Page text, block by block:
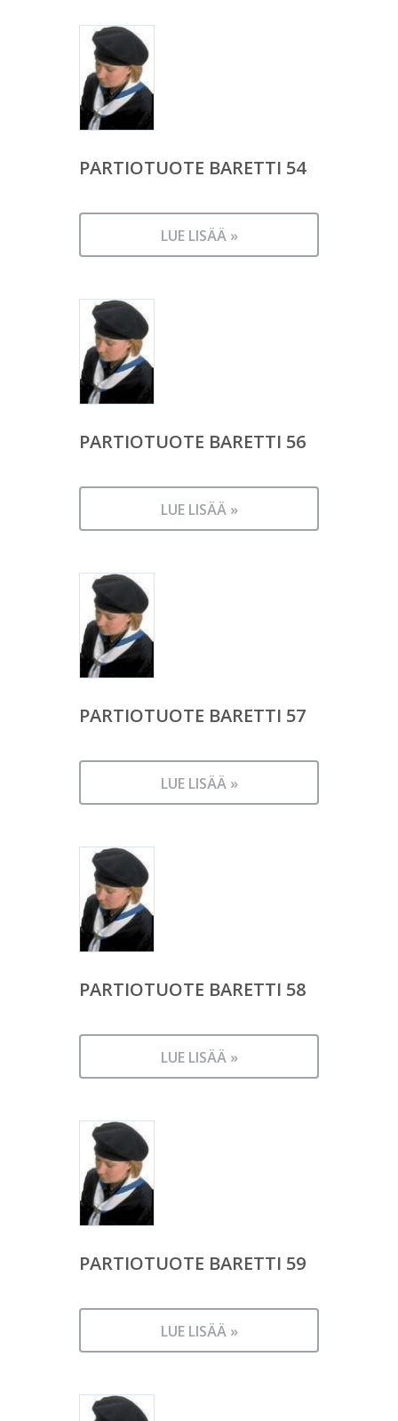
PARTIOTUOTE BARETTI 54
LUE LISÄÄ »
PARTIOTUOTE BARETTI 56
LUE LISÄÄ »
PARTIOTUOTE BARETTI 57
LUE LISÄÄ »
PARTIOTUOTE BARETTI 58
LUE LISÄÄ »
PARTIOTUOTE BARETTI 59
LUE LISÄÄ »